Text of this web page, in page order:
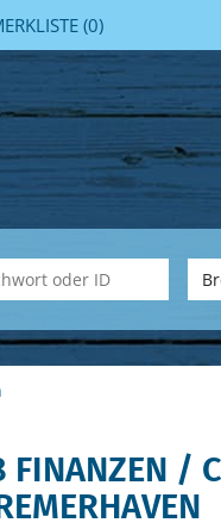
(0)
FINANZEN /